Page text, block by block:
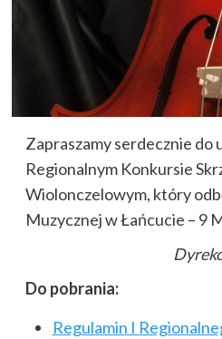
Zapraszamy serdecznie do
Regionalnym Konkursie
Wiolonczelowym, który
Muzycznej w Łańcucie – 9
Do pobrania:
Regulamin I